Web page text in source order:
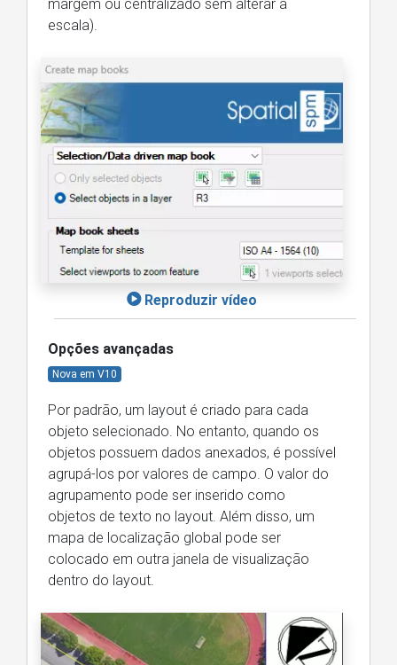
margem ou centralizado sem alterar a
escala).
Reproduzir vídeo
Opções avançadas
Nova em V10
Por padrão, um layout é criado para cada
objeto selecionado. No entanto, quando os
objetos possuem dados anexados, é possível
agrupá-los por valores de campo. O valor do
agrupamento pode ser inserido como
objetos de texto no layout. Além disso, um
mapa de localização global pode ser
colocado em outra janela de visualização
dentro do layout.